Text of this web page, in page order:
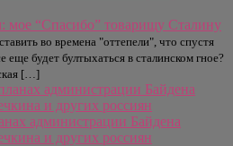
мое “Спасибо” товарищу Сталину
во времена "оттепели", что спустя
еще будет бултыхаться в сталинском гное?
[…]
администрации Байдена
и других россиян